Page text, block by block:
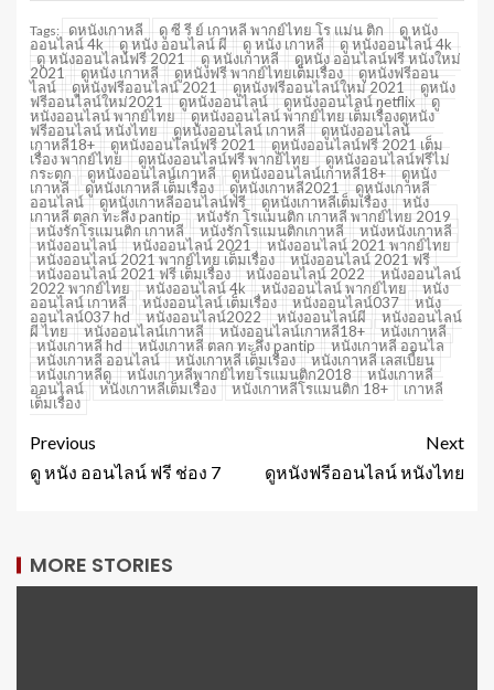
Tags: ดหนังเกาหลี ดู ซี รี ย์ เกาหลี พากย์ไทย โร แม่น ติก
ดู หนัง
ออนไลน์ 4k
ดู หนัง ออนไลน์ ผี ดู หนัง เกาหลี
ดู หนังออนไลน์ 4k
ดู หนังออนไลน์ฟรี 2021
ดู หนังเกาหลี
ดูหนัง ออนไลน์ฟรี หนังใหม่
2021
ดูหนัง เกาหลี ดูหนังฟรี พากย์ไทยเต็มเรื่อง
ดูหนังฟรีออน
ไลน์
ดูหนังฟรีออนไลน์ 2021 ดูหนังฟรีออนไลน์ใหม่ 2021
ดูหนัง
ฟรีออนไลน์ใหม่2021
ดูหนังออนไลน์ ดูหนังออนไลน์ netflix
ดู
หนังออนไลน์ พากย์ไทย
ดูหนังออนไลน์ พากย์ไทย เต็มเรื่องดูหนัง
ฟรีออนไลน์ หนังไทย
ดูหนังออนไลน์ เกาหลี
ดูหนังออนไลน์
เกาหลี18+
ดูหนังออนไลน์ฟรี 2021
ดูหนังออนไลน์ฟรี 2021 เต็ม
เรื่อง พากย์ไทย
ดูหนังออนไลน์ฟรี พากย์ไทย
ดูหนังออนไลน์ฟรีไม่
กระตุก
ดูหนังออนไลน์เกาหลี ดูหนังออนไลน์เกาหลี18+
ดูหนัง
เกาหลี
ดูหนังเกาหลี เต็มเรื่อง ดูหนังเกาหลี2021
ดูหนังเกาหลี
ออนไลน์
ดูหนังเกาหลีออนไลน์ฟรี ดูหนังเกาหลีเต็มเรื่อง
หนัง
เกาหลี ตลก ทะลึ่ง pantip
หนังรัก โรแมนติก เกาหลี พากย์ไทย 2019
หนังรักโรแมนติก เกาหลี
หนังรักโรแมนติกเกาหลี
หนังหนังเกาหลี
หนังออนไลน์
หนังออนไลน์ 2021
หนังออนไลน์ 2021 พากย์ไทย
หนังออนไลน์ 2021 พากย์ไทย เต็มเรื่อง
หนังออนไลน์ 2021 ฟรี
หนังออนไลน์ 2021 ฟรี เต็มเรื่อง
หนังออนไลน์ 2022
หนังออนไลน์
2022 พากย์ไทย
หนังออนไลน์ 4k หนังออนไลน์ พากย์ไทย
หนัง
ออนไลน์ เกาหลี
หนังออนไลน์ เต็มเรื่อง หนังออนไลน์037
หนัง
ออนไลน์037 hd
หนังออนไลน์2022 หนังออนไลน์ผี
หนังออนไลน์
ผี ไทย
หนังออนไลน์เกาหลี หนังออนไลน์เกาหลี18+
หนังเกาหลี
หนังเกาหลี hd
หนังเกาหลี ตลก ทะลึ่ง pantip
หนังเกาหลี ออนไล
หนังเกาหลี ออนไลน์
หนังเกาหลี เต็มเรื่อง
หนังเกาหลี เลสเบี้ยน
หนังเกาหลีดู
หนังเกาหลีพากย์ไทยโรแมนติก2018
หนังเกาหลี
ออนไลน์
หนังเกาหลีเต็มเรื่อง หนังเกาหลีโรแมนติก 18+
เกาหลี
เต็มเรื่อง
Previous
ดู หนัง ออนไลน์ ฟรี ช่อง 7
Next
ดูหนังฟรีออนไลน์ หนังไทย
MORE STORIES